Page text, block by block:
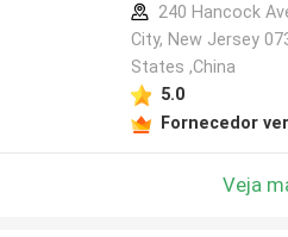
240 Hancock
City, New Jersey
States ,China
5.0
Fornecedor
Veja